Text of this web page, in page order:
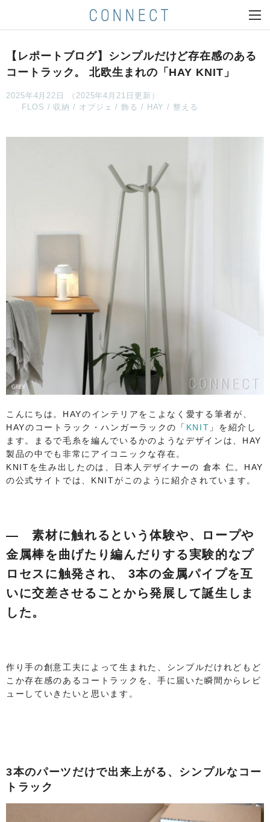
【レポートブログ】シンプルだけど存在感のある
コートラック。 北欧生まれの「HAY KNIT」
2025年4月22日 （2025年4月21日更新）
FLOS
収納 オブジェ 飾る HAY 整える
こんにちは。HAYのインテリアをこよなく愛する筆者が、
HAYのコートラック・ハンガーラックの「 KNIT 」を紹介し
ます。まるで毛糸を編んでいるかのようなデザインは、HAY
製品の中でも非常にアイコニックな存在。
KNITを生み出したのは、日本人デザイナーの 倉本 仁。HAY
の公式サイトでは、KNITがこのように紹介されています。
― 素材に触れるという体験や、ロープや
金属棒を曲げたり編んだりする実験的なプ
ロセスに触発され、 3本の金属パイプを互
いに交差させることから発展して誕生しま
した。
作り手の創意工夫によって生まれた、シンプルだけれどもど
こか存在感のあるコートラックを、手に届いた瞬間からレビ
ューしていきたいと思います。
3本のパーツだけで出来上がる、シンプルなコー
トラック